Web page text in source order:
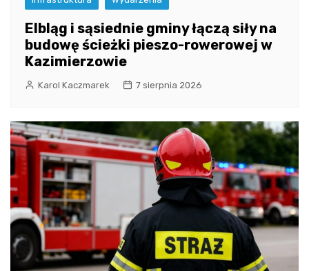
Elbląg i sąsiednie gminy łączą siły na
budowę ścieżki pieszo-rowerowej w
Kazimierzowie
Karol Kaczmarek 7 sierpnia 2026